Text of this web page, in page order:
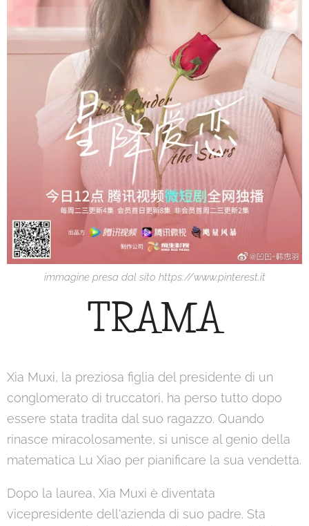
immagine presa dal sito https://www.pinterest.it
TRAMA
Xia Muxi, la preziosa figlia del presidente di un
conglomerato di truccatori, ha perso tutto dopo
essere stata tradita dal suo ragazzo. Quando
rinasce miracolosamente, si unisce al genio della
matematica Lu Xiao per pianificare la sua vendetta.
Dopo la laurea, Xia Muxi è diventata
vicepresidente dell'azienda di suo padre. Sta